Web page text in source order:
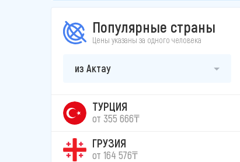
Популярные страны
Цены указаны за одного человека
из Актау
ТУРЦИЯ
от 355 666₸
ГРУЗИЯ
от 164 576₸